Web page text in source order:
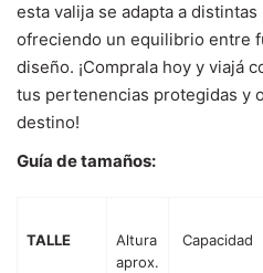
esta valija se adapta a
ofreciendo un equilibrio entre
diseño. ¡Comprala hoy y viajá
tus pertenencias protegidas y
destino!
Guía de tamaños:
TALLE
Altura
aprox.
Capacidad